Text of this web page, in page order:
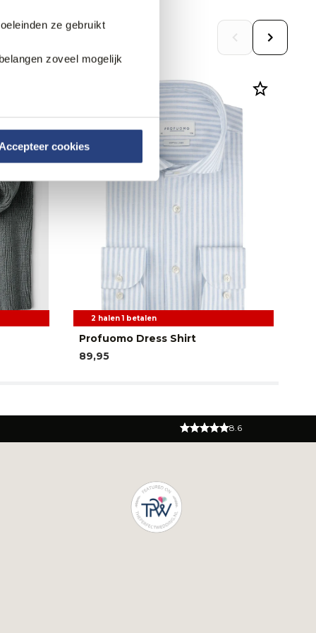
ze gebruikt
zoveel mogelijk
cookies
2 halen 1 betalen
Profuomo Dress Shirt
89,95
8.6